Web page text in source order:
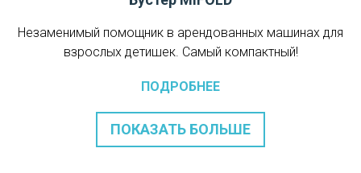
Незаменимый помощник в арендованных машинах для
взрослых детишек. Самый компактный!
ПОДРОБНЕЕ
ПОКАЗАТЬ БОЛЬШЕ